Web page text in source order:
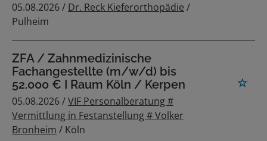
05.08.2026 / Dr. Reck Kieferorthopädie /
Pulheim
ZFA / Zahnmedizinische
Fachangestellte (m/w/d) bis
52.000 € I Raum Köln / Kerpen
05.08.2026 /VIF Personalberatung #
Vermittlung in Festanstellung # Volker
Bronheim / Köln